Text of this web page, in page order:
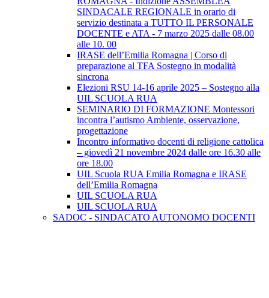
SINDACALE REGIONALE in orario di
servizio destinata a TUTTO IL PERSONALE
DOCENTE e ATA - 7 marzo 2025 dalle 08.00
alle 10. 00
IRASE dell’Emilia Romagna | Corso di
preparazione al TFA Sostegno in modalità
sincrona
Elezioni RSU 14-16 aprile 2025 – Sostegno alla
UIL SCUOLA RUA
SEMINARIO DI FORMAZIONE Montessori
incontra l’autismo Ambiente, osservazione,
progettazione
Incontro informativo docenti di religione cattolica
– giovedì 21 novembre 2024 dalle ore 16.30 alle
ore 18.00
UIL Scuola RUA Emilia Romagna e IRASE
dell’Emilia Romagna
UIL SCUOLA RUA
UIL SCUOLA RUA
SADOC - SINDACATO AUTONOMO DOCENTI